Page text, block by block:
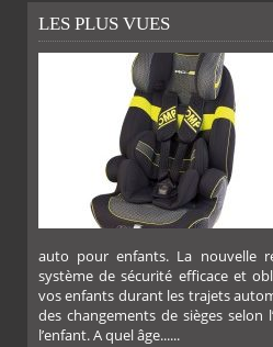
LES PLUS VUES
auto pour enfants. La nouvelle
système de sécurité efficace et
vos enfants durant les trajets
des changements de sièges selon
l’enfant. A quel âge......